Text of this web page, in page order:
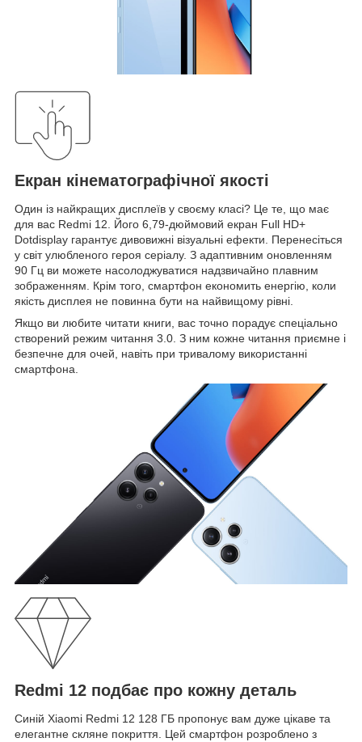
Екран кінематографічної якості
Один із найкращих дисплеїв у своєму класі? Це те, що має
для вас Redmi 12. Його 6,79-дюймовий екран Full HD+
Dotdisplay гарантує дивовижні візуальні ефекти. Перенесіться
у світ улюбленого героя серіалу. З адаптивним оновленням
90 Гц ви можете насолоджуватися надзвичайно плавним
зображенням. Крім того, смартфон економить енергію, коли
якість дисплея не повинна бути на найвищому рівні.
Якщо ви любите читати книги, вас точно порадує спеціально
створений режим читання 3.0. З ним кожне читання приємне і
безпечне для очей, навіть при тривалому використанні
смартфона.
Redmi 12 подбає про кожну деталь
Синій Xiaomi Redmi 12 128 ГБ пропонує вам дуже цікаве та
елегантне скляне покриття. Цей смартфон розроблено з